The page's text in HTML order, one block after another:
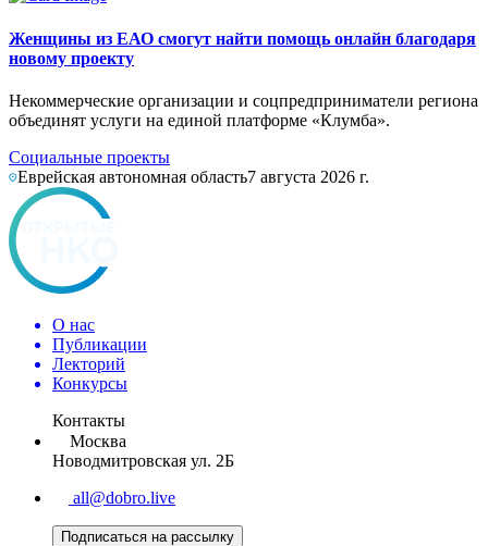
Женщины из ЕАО смогут найти помощь онлайн благодаря
новому проекту
Некоммерческие организации и соцпредприниматели региона
объединят услуги на единой платформе «Клумба».
Социальные проекты
Еврейская автономная область7 августа 2026 г.
О нас
Публикации
Лекторий
Конкурсы
Контакты
Москва
Новодмитровская ул. 2Б
all@dobro.live
Подписаться на рассылку